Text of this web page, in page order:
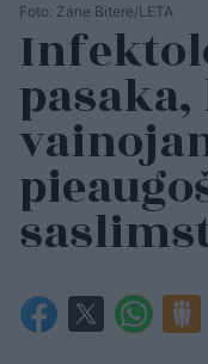
Foto: Zane Bitere/LETA
pasaka,